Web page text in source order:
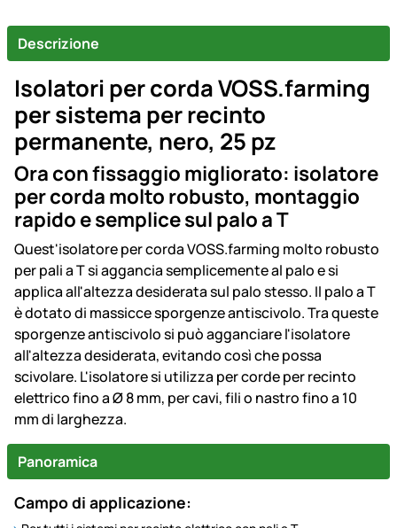
Descrizione
Isolatori per corda VOSS.farming
per sistema per recinto
permanente, nero, 25 pz
Ora con fissaggio migliorato: isolatore
per corda molto robusto, montaggio
rapido e semplice sul palo a T
Quest'isolatore per corda VOSS.farming molto robusto
per pali a T si aggancia semplicemente al palo e si
applica all'altezza desiderata sul palo stesso. Il palo a T
è dotato di massicce sporgenze antiscivolo. Tra queste
sporgenze antiscivolo si può agganciare l'isolatore
all'altezza desiderata, evitando così che possa
scivolare. L'isolatore si utilizza per corde per recinto
elettrico fino a Ø 8 mm, per cavi, fili o nastro fino a 10
mm di larghezza.
Panoramica
Campo di applicazione: